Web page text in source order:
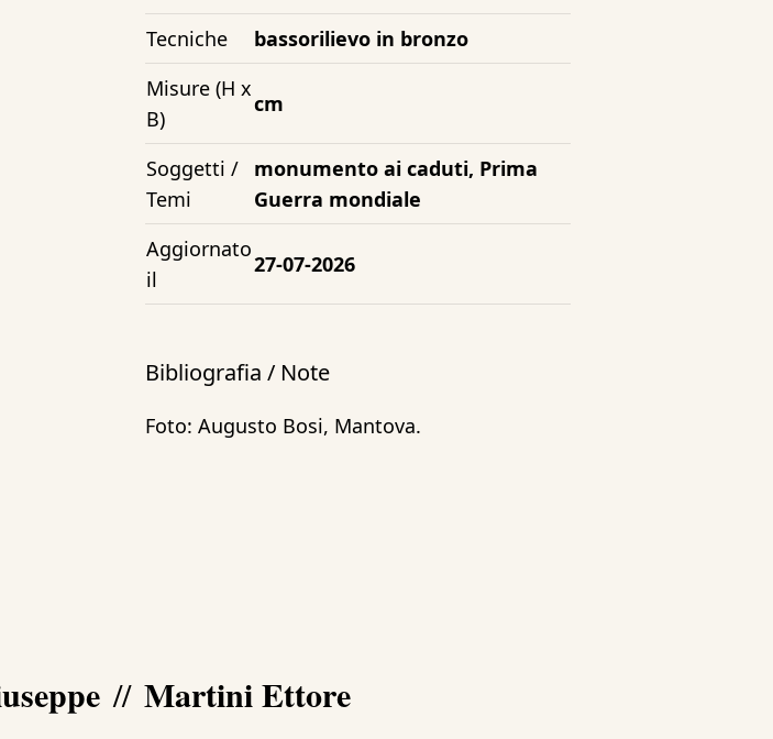
Tecniche
bassorilievo in bronzo
Misure (H x
B)
cm
Soggetti /
Temi
monumento ai caduti, Prima
Guerra mondiale
Aggiornato
il
27-07-2026
Bibliografia / Note
Foto: Augusto Bosi, Mantova.
// Martini Ettore